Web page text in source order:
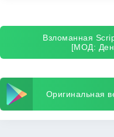
Взломанная
[МОД:
Оригинальная